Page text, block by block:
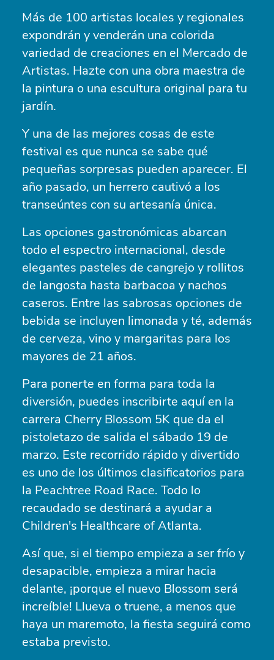
Más de 100 artistas locales y regionales
expondrán y venderán una colorida
variedad de creaciones en el Mercado de
Artistas. Hazte con una obra maestra de
la pintura o una escultura original para tu
jardín.
Y una de las mejores cosas de este
festival es que nunca se sabe qué
pequeñas sorpresas pueden aparecer. El
año pasado, un herrero cautivó a los
transeúntes con su artesanía única.
Las opciones gastronómicas abarcan
todo el espectro internacional, desde
elegantes pasteles de cangrejo y rollitos
de langosta hasta barbacoa y nachos
caseros. Entre las sabrosas opciones de
bebida se incluyen limonada y té, además
de cerveza, vino y margaritas para los
mayores de 21 años.
Para ponerte en forma para toda la
diversión, puedes inscribirte aquí en la
carrera Cherry Blossom 5K que da el
pistoletazo de salida el sábado 19 de
marzo. Este recorrido rápido y divertido
es uno de los últimos clasificatorios para
la Peachtree Road Race. Todo lo
recaudado se destinará a ayudar a
Children's Healthcare of Atlanta.
Así que, si el tiempo empieza a ser frío y
desapacible, empieza a mirar hacia
delante, ¡porque el nuevo Blossom será
increíble! Llueva o truene, a menos que
haya un maremoto, la fiesta seguirá como
estaba previsto.